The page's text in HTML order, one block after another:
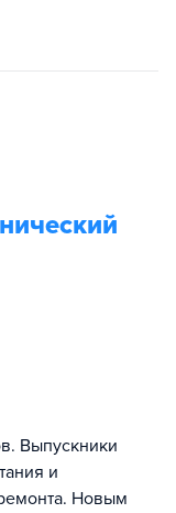
Выпускники
и
Новым